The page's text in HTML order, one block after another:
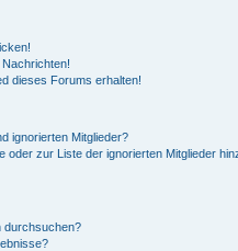
dieses Forums erhalten!
ignorierten Mitglieder?
oder zur Liste der ignorierten Mitglieder
durchsuchen?